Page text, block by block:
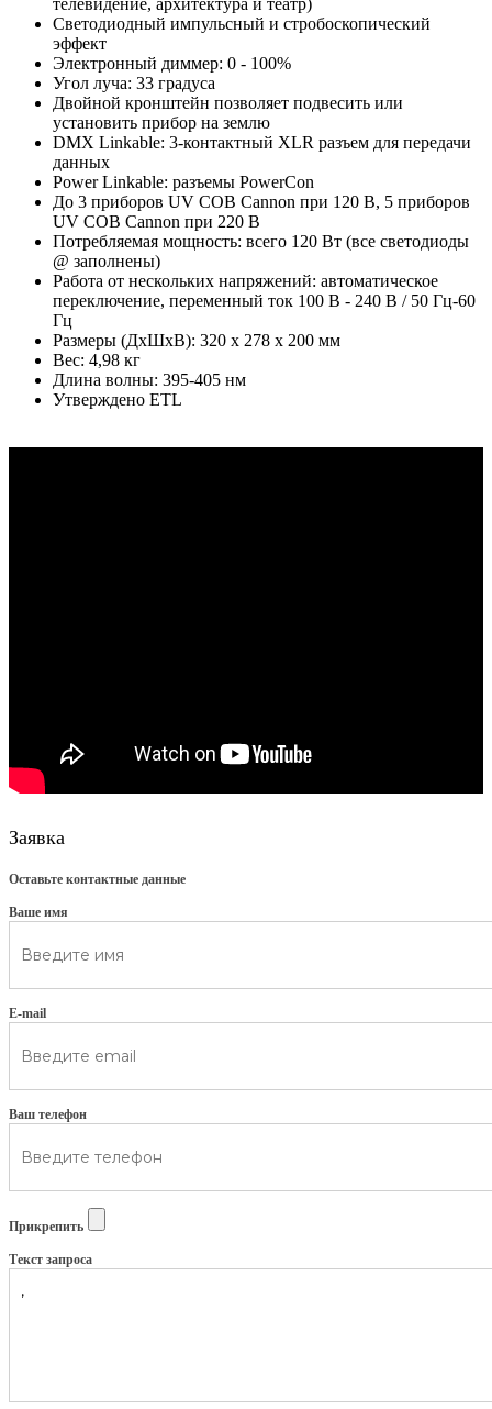
телевидение, архитектура и театр)
Светодиодный импульсный и стробоскопический
эффект
Электронный диммер: 0 - 100%
Угол луча: 33 градуса
Двойной кронштейн позволяет подвесить или
установить прибор на землю
DMX Linkable: 3-контактный XLR разъем для передачи
данных
Power Linkable: разъемы PowerCon
До 3 приборов UV COB Cannon при 120 В, 5 приборов
UV COB Cannon при 220 В
Потребляемая мощность: всего 120 Вт (все светодиоды
@ заполнены)
Работа от нескольких напряжений: автоматическое
переключение, переменный ток 100 В - 240 В / 50 Гц-60
Гц
Размеры (ДхШхВ): 320 x 278 x 200 мм
Вес: 4,98 кг
Длина волны: 395-405 нм
Утверждено ETL
Заявка
Оставьте контактные данные
Ваше имя
E-mail
Ваш телефон
Прикрепить
Текст запроса